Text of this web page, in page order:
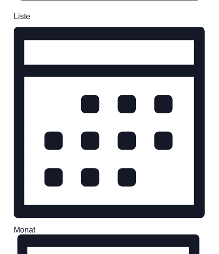
Liste
Monat